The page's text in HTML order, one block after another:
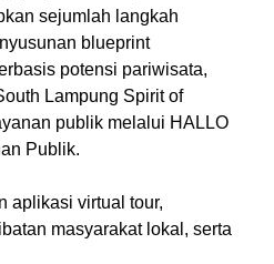
sejumlah langkah
blueprint
potensi pariwisata,
Lampung Spirit of
publik melalui HALLO
Publik.
aplikasi virtual tour,
masyarakat lokal, serta